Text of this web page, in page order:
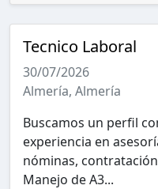
Tecnico Laboral
30/07/2026
Almería, Almería
Buscamos un perfil
experiencia en
nóminas,
Manejo de A3...